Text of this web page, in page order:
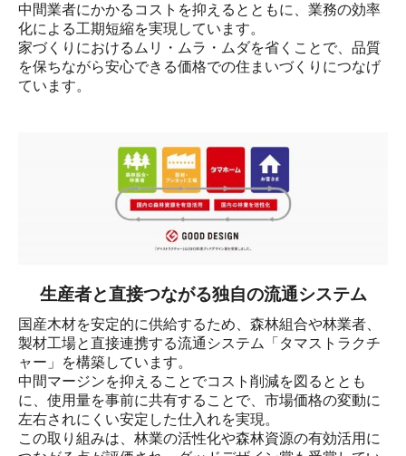
中間業者にかかるコストを抑えるとともに、業務の効率
化による工期短縮を実現しています。
家づくりにおけるムリ・ムラ・ムダを省くことで、品質
を保ちながら安心できる価格での住まいづくりにつなげ
ています。
生産者と直接つながる独自の流通システム
国産木材を安定的に供給するため、森林組合や林業者、
製材工場と直接連携する流通システム「タマストラクチ
ャー」を構築しています。
中間マージンを抑えることでコスト削減を図るととも
に、使用量を事前に共有することで、市場価格の変動に
左右されにくい安定した仕入れを実現。
この取り組みは、林業の活性化や森林資源の有効活用に